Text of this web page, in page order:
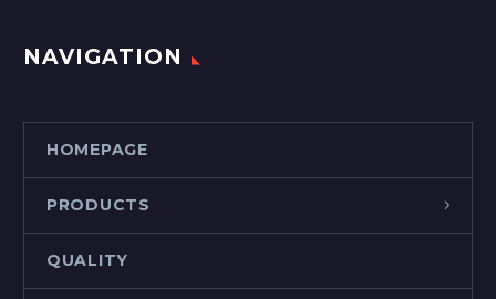
NAVIGATION
HOMEPAGE
PRODUCTS
QUALITY